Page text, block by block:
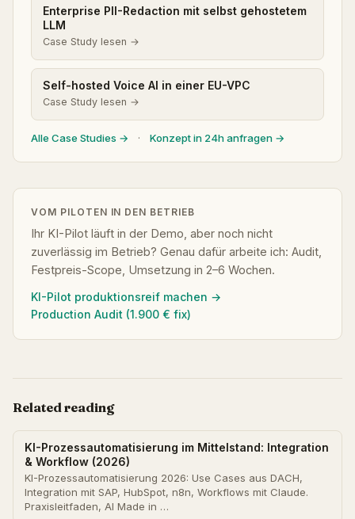
Enterprise PII-Redaction mit selbst gehostetem
LLM
Case Study lesen →
Self-hosted Voice AI in einer EU-VPC
Case Study lesen →
Alle Case Studies → · Konzept in 24h anfragen →
VOM PILOTEN IN DEN BETRIEB
Ihr KI-Pilot läuft in der Demo, aber noch nicht
zuverlässig im Betrieb? Genau dafür arbeite ich: Audit,
Festpreis-Scope, Umsetzung in 2–6 Wochen.
KI-Pilot produktionsreif machen →
Production Audit (1.900 € fix)
Related reading
KI-Prozessautomatisierung im Mittelstand: Integration
& Workflow (2026)
KI-Prozessautomatisierung 2026: Use Cases aus DACH,
Integration mit SAP, HubSpot, n8n, Workflows mit Claude.
Praxisleitfaden, AI Made in …